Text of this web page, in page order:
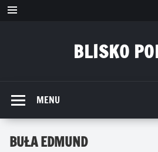
Przejdź
BLISKO
MENU
BUŁA EDMUND